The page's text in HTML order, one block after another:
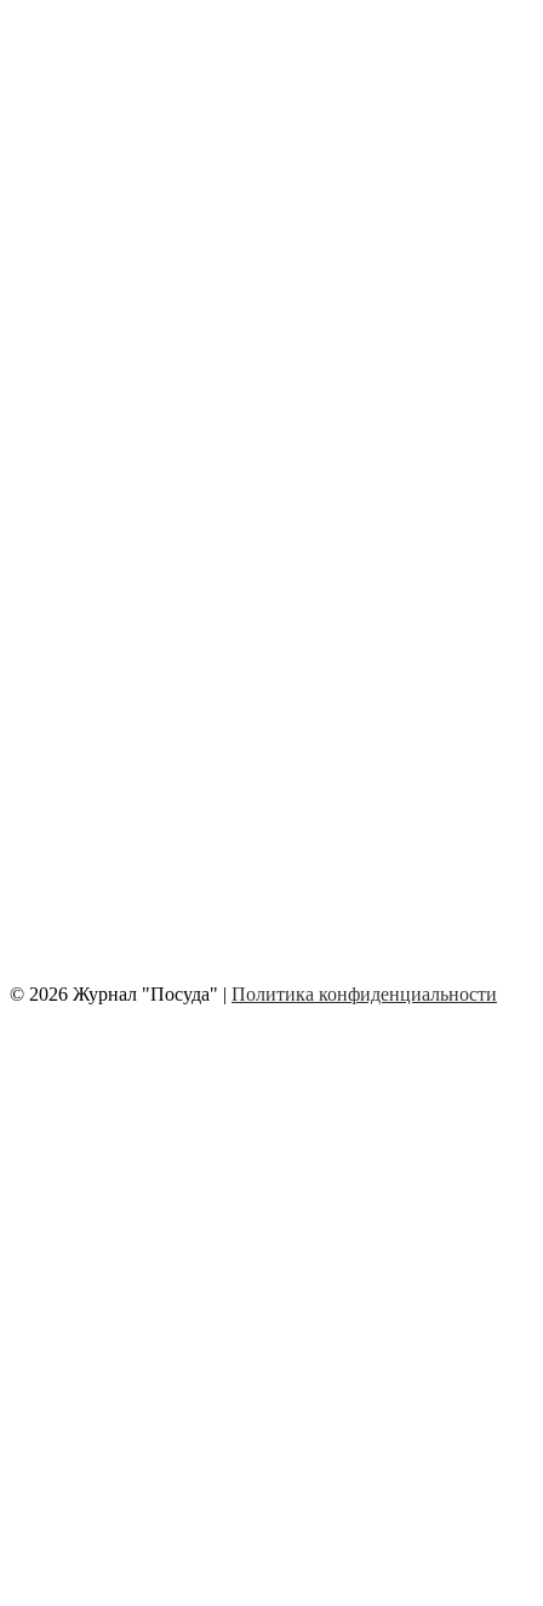
© 2026 Журнал "Посуда" | Политика конфиденциальности